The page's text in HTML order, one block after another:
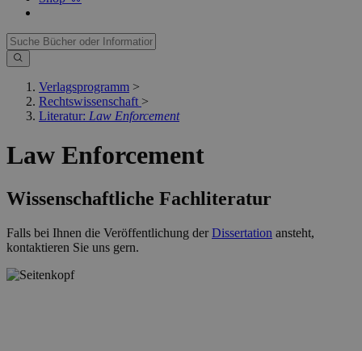
Verlagsprogramm >
Rechtswissenschaft >
Literatur: Law Enforcement
Law Enforcement
Wissenschaftliche Fachliteratur
Falls bei Ihnen die Veröffentlichung derDissertation ansteht,
kontaktieren Sie uns gern.